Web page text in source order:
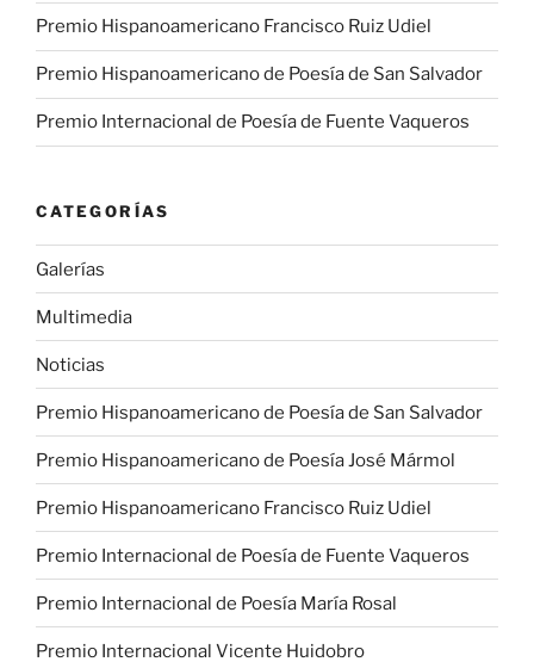
Premio Hispanoamericano Francisco Ruiz Udiel
Premio Hispanoamericano de Poesía de San Salvador
Premio Internacional de Poesía de Fuente Vaqueros
CATEGORÍAS
Galerías
Multimedia
Noticias
Premio Hispanoamericano de Poesía de San Salvador
Premio Hispanoamericano de Poesía José Mármol
Premio Hispanoamericano Francisco Ruiz Udiel
Premio Internacional de Poesía de Fuente Vaqueros
Premio Internacional de Poesía María Rosal
Premio Internacional Vicente Huidobro